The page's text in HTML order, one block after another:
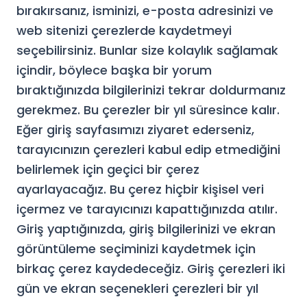
bırakırsanız, isminizi, e-posta adresinizi ve
web sitenizi çerezlerde kaydetmeyi
seçebilirsiniz. Bunlar size kolaylık sağlamak
içindir, böylece başka bir yorum
bıraktığınızda bilgilerinizi tekrar doldurmanız
gerekmez. Bu çerezler bir yıl süresince kalır.
Eğer giriş sayfasımızı ziyaret ederseniz,
tarayıcınızın çerezleri kabul edip etmediğini
belirlemek için geçici bir çerez
ayarlayacağız. Bu çerez hiçbir kişisel veri
içermez ve tarayıcınızı kapattığınızda atılır.
Giriş yaptığınızda, giriş bilgilerinizi ve ekran
görüntüleme seçiminizi kaydetmek için
birkaç çerez kaydedeceğiz. Giriş çerezleri iki
gün ve ekran seçenekleri çerezleri bir yıl